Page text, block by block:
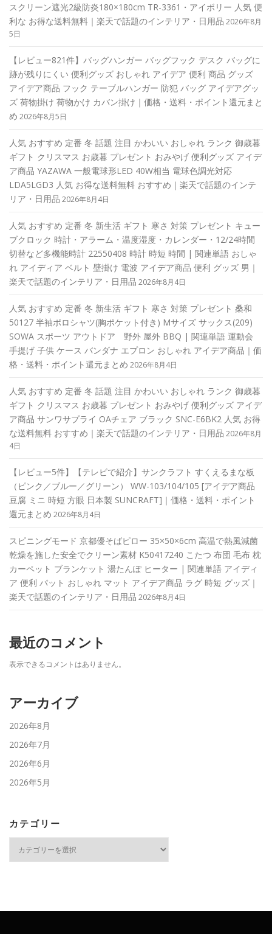
スクリーン遮光2級防炎180×180cm TR-3361・アイボリー 人気 便
利な お得な送料無料｜楽天で話題のインテリア・日用品 2026年8月
5日
【レビュー821件】バッグハンガー バッグフック デスク バッグに
跡が残りにくい 便利グッズ おしゃれ アイデア 便利 商品 グッズ
アイデア商品 フック テーブルハンガー 防犯 バッグ アイデアグッ
ズ 荷物掛け 荷物かけ カバン掛け｜価格・送料・ポイント還元まと
め 2026年8月5日
人気 おすすめ 定番 冬 話題 注目 かわいい おしゃれ ランク 御歳暮
ギフト クリスマス お歳暮 プレゼント おみやげ 便利グッズ アイデ
ア商品 YAZAWA 一般電球形LED 40W相当 電球色調光対応
LDA5LGD3 人気 お得な送料無料 おすすめ｜楽天で話題のインテ
リア・日用品 2026年8月4日
人気 おすすめ 定番 冬 新生活 ギフト 寒さ 対策 プレゼント キュー
ブクロック 時計・アラーム・温度湿度・カレンダー・12/24時間
切替など多機能時計 22550408 時計 時短 時間 | 関連単語 おしゃ
れ アイディア ベルト 壁掛け 電波 アイデア商品 便利 グッズ 男｜
楽天で話題のインテリア・日用品 2026年8月4日
人気 おすすめ 定番 冬 新生活 ギフト 寒さ 対策 プレゼント 桑和
50127 半袖ポロシャツ(胸ポケット付き) Mサイズ サックス(209)
SOWA スポーツ アウトドア 野外 屋外 BBQ | 関連単語 運動会
手提げ 子供 ケース バンダナ エプロン おしゃれ アイデア商品｜価
格・送料・ポイント還元まとめ 2026年8月4日
人気 おすすめ 定番 冬 話題 注目 かわいい おしゃれ ランク 御歳暮
ギフト クリスマス お歳暮 プレゼント おみやげ 便利グッズ アイデ
ア商品 サンワサプライ OAチェア ブラック SNC-E6BK2 人気 お得
な送料無料 おすすめ｜楽天で話題のインテリア・日用品 2026年8月
4日
【レビュー5件】【テレビで紹介】サンクラフト すくえるまな板
（ピンク／ブルー／グリーン） WW-103/104/105 [アイデア商品
豆腐 ミニ 時短 方眼 日本製 SUNCRAFT]｜価格・送料・ポイント
還元まとめ 2026年8月4日
スピニングモード 京都優そばピロー 35×50×6cm 高温で熱風減菌
乾燥を施した安全でクリーン素材 K50417240 こたつ 布団 毛布 枕
カーペット ブランケット 湯たんぽ ヒーター | 関連単語 アイディ
ア 便利 パット おしゃれ マット アイデア商品 ラグ 時短 グッズ｜
楽天で話題のインテリア・日用品 2026年8月4日
最近のコメント
表示できるコメントはありません。
アーカイブ
2026年8月
2026年7月
2026年6月
2026年5月
カテゴリー